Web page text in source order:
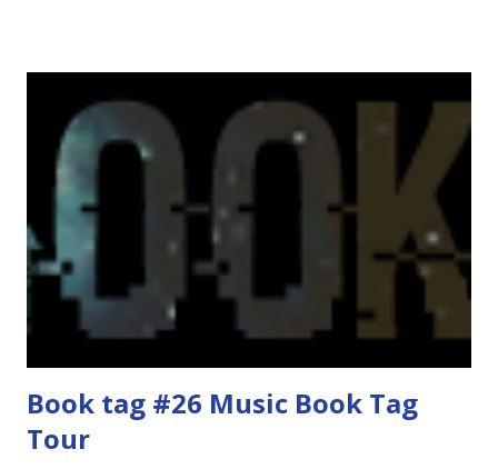
delle amicizie, così mi obbligò a entrare nella squadra dei
Pirati di Orlando. Mi feci degli amici eccome: una masnada di
bambini dell'asilo. Non fu un gran passo avanti, se l'obiettivo
era inserirmi fra i coetanei. Fu soprattutto perché come
statura sovrastavo tutti gli altri giocatori se quell'anno per
un pelo non entrai nella formazione ufficiale. Qu...
Book tag #26 Music Book Tag
Tour